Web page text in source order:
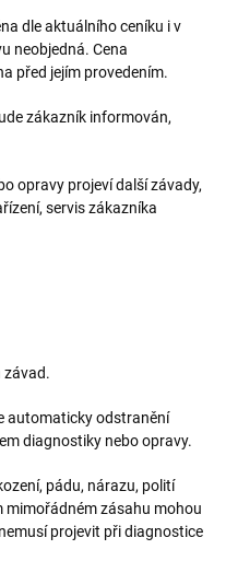
dle aktuálního ceníku i v
neobjedná. Cena
před jejím provedením.
zákazník informován,
opravy projeví další závady,
servis zákazníka
závad.
automaticky odstranění
diagnostiky nebo opravy.
pádu, nárazu, polití
mimořádném zásahu mohou
projevit při diagnostice